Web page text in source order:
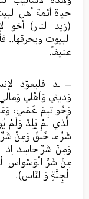
حياة أئمة أهل
(زيد النار) أخو
البيوت ويحرقها..
عنيفاً.
– لذا فليعوّذ
وَديني وَاَهْلي
وَخَواتيمَ عَمَلي،
الَّذي لَمْ يَلِدْ وَلَمْ
شَرِّ ما خَلَقَ وَمِنْ شَرِّ
وَمِنْ شَرِّ حاسِد اِذا
مِنْ شَرِّ الْوَسْواسِ
الْجِنَّةِ وَالنّاسِ).